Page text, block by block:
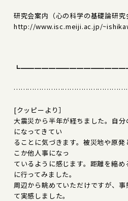
研究会案内（心の科学の基礎論研究
http://www.isc.meiji.ac.jp/
[クッピーより］
大震災から半年が経ちました。自
になってきてい
ることに気づきます。被災地や原
こか他人事になっ
ているように感じます。距離を縮
に行ってみました。
周辺から眺めていただけですが、
て実感しました。